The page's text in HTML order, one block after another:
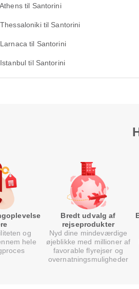
til Santorini
til Santorini
til Santorini
til Santorini
og
hele
Bredt udvalg af
rejseprodukter
Nyd dine mindeværdige
øjeblikke med millioner af
favorable flyrejser og
overnatningsmuligheder